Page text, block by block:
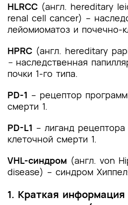
HLRCC (англ. hereditary
renal cell cancer) –
лейомиоматоз и почечно-
HPRC (англ. hereditary
– наследственная
почки 1-го типа.
PD-1 – рецептор
смерти 1.
PD-L1 – лиганд
клеточной смерти 1.
VHL-синдром (англ. von
disease) – синдром
1. Краткая